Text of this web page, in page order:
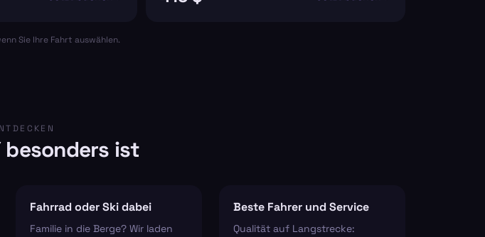
Sie Ihre Fahrt auswählen.
besonders ist
Fahrrad oder Ski dabei
Familie in die Berge? Wir laden
Beste Fahrer und Service
Qualität auf Langstrecke: